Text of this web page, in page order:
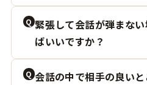
Q 緊張して会話が弾まな
ばいいですか？
Q 会話の中で相手の良い